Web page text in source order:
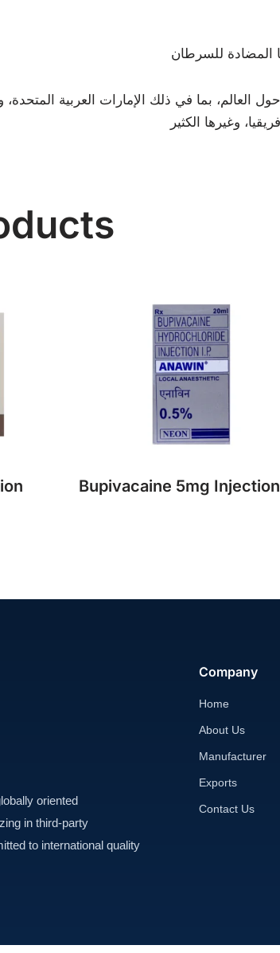
المضادة للسرطان
العالم، بما في ذلك الإمارات العربية المتحدة،
Bupivacaine 5mg Injection
oriented
in third-party
to international quality
Company
Home
About Us
Manufacturer
Exports
Contact Us